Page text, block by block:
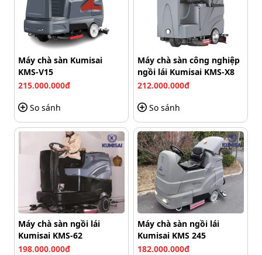
Pad chà sàn trắng
Đặc điểm: Chất liệu mềm nhất trong các loại pad, ít
mài mòn.
Công dụng: Phù hợp cho việc đánh bóng sàn, giúp
hại đến bề mặt sàn.
Máy chà sàn Kumisai
KMS-V15
215.000.000đ
So sánh
Máy chà sàn công nghiệp
ngồi lái Kumisai KMS-X8
212.000.000đ
So sánh
Máy chà sàn ngồi lái
Kumisai KMS-62
198.000.000đ
Máy chà sàn ngồi lái
Kumisai KMS 245
182.000.000đ